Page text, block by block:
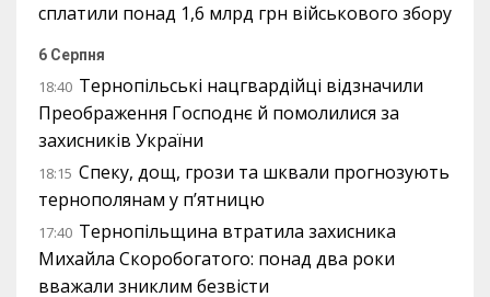
сплатили понад 1,6 млрд грн військового збору
6 Серпня
18:40 Тернопільські нацгвардійці відзначили
Преображення Господнє й помолилися за
захисників України
18:15 Спеку, дощ, грози та шквали прогнозують
тернополянам у п’ятницю
17:40 Тернопільщина втратила захисника
Михайла Скоробогатого: понад два роки
вважали зниклим безвісти